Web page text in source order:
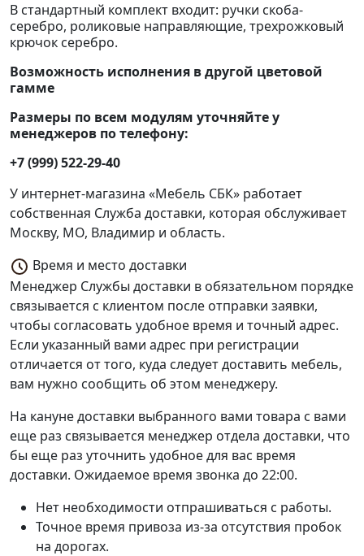
В стандартный комплект входит: ручки скоба-
серебро, роликовые направляющие, трехрожковый
крючок серебро.
Возможность исполнения в другой цветовой
гамме
Размеры по всем модулям уточняйте у
менеджеров по телефону:
+7 (999) 522-29-40
У интернет-магазина «Мебель СБК» работает
собственная Служба доставки, которая обслуживает
Москву, МО, Владимир и область.
Время и место доставки
Менеджер Службы доставки в обязательном порядке
связывается с клиентом после отправки заявки,
чтобы согласовать удобное время и точный адрес.
Если указанный вами адрес при регистрации
отличается от того, куда следует доставить мебель,
вам нужно сообщить об этом менеджеру.
На кануне доставки выбранного вами товара с вами
еще раз связывается менеджер отдела доставки, что
бы еще раз уточнить удобное для вас время
доставки. Ожидаемое время звонка до 22:00.
Нет необходимости отпрашиваться с работы.
Точное время привоза из-за отсутствия пробок
на дорогах.